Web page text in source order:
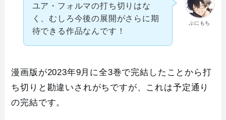
ぷにもち
ユア・フォルマの打ち切りはな
く、むしろ今後の展開がさらに期
待できる作品なんです！
漫画版が2023年9月に全3巻で完結したことから打
ち切りと勘違いされがちですが、これは予定通り
の完結です。